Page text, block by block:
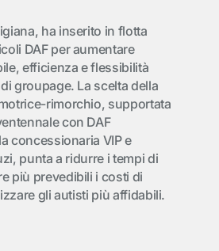
ha inserito in flotta
DAF per aumentare
efficienza e flessibilità
groupage. La scelta della
rimorchio, supportata
con DAF
concessionaria VIP e
punta a ridurre i tempi di
più prevedibili i costi di
gli autisti più affidabili.